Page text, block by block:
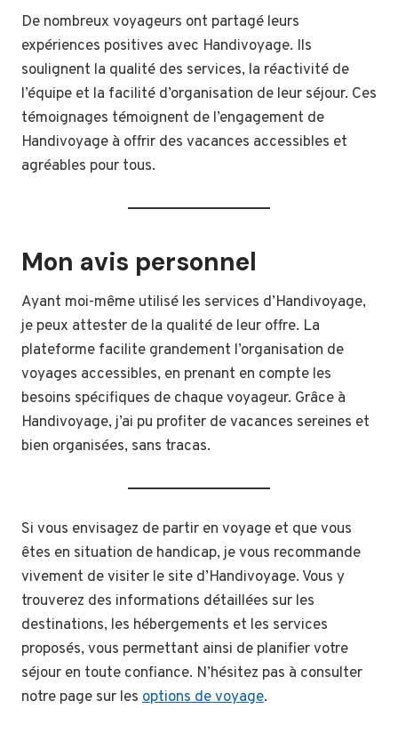
De nombreux voyageurs ont partagé leurs
expériences positives avec Handivoyage. Ils
soulignent la qualité des services, la réactivité de
l’équipe et la facilité d’organisation de leur séjour. Ces
témoignages témoignent de l’engagement de
Handivoyage à offrir des vacances accessibles et
agréables pour tous.
Mon avis personnel
Ayant moi-même utilisé les services d’Handivoyage,
je peux attester de la qualité de leur offre. La
plateforme facilite grandement l’organisation de
voyages accessibles, en prenant en compte les
besoins spécifiques de chaque voyageur. Grâce à
Handivoyage, j’ai pu profiter de vacances sereines et
bien organisées, sans tracas.
Si vous envisagez de partir en voyage et que vous
êtes en situation de handicap, je vous recommande
vivement de visiter le site d’Handivoyage. Vous y
trouverez des informations détaillées sur les
destinations, les hébergements et les services
proposés, vous permettant ainsi de planifier votre
séjour en toute confiance. N’hésitez pas à consulter
notre page sur les options de voyage.